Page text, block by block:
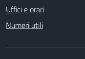
Uffici e orari
Numeri utili